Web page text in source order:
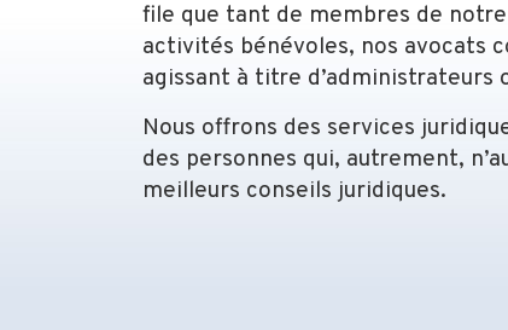
file que tant de membres de
activités bénévoles, nos avocats
agissant à titre d’administrateurs
Nous offrons des services
des personnes qui, autrement,
meilleurs conseils juridiques.